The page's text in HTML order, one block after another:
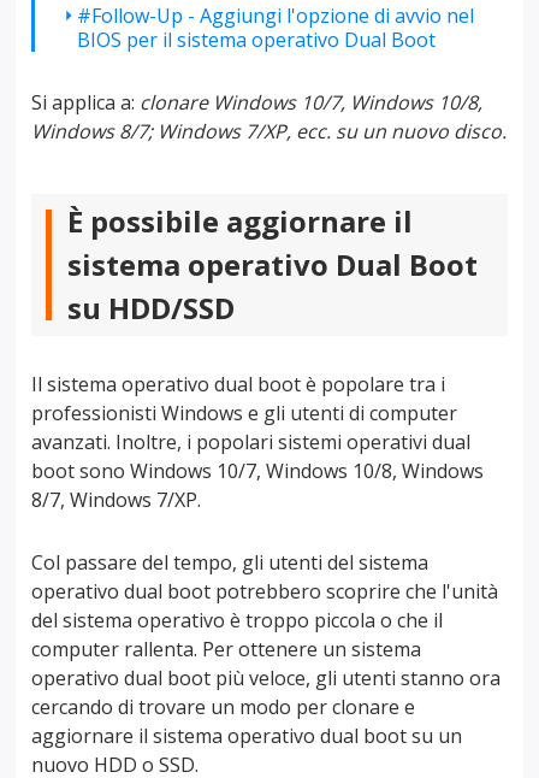
#Follow-Up - Aggiungi l'opzione di avvio nel
BIOS per il sistema operativo Dual Boot
Si applica a: clonare Windows 10/7, Windows 10/8,
Windows 8/7; Windows 7/XP, ecc. su un nuovo disco.
È possibile aggiornare il
sistema operativo Dual Boot
su HDD/SSD
Il sistema operativo dual boot è popolare tra i
professionisti Windows e gli utenti di computer
avanzati. Inoltre, i popolari sistemi operativi dual
boot sono Windows 10/7, Windows 10/8, Windows
8/7, Windows 7/XP.
Col passare del tempo, gli utenti del sistema
operativo dual boot potrebbero scoprire che l'unità
del sistema operativo è troppo piccola o che il
computer rallenta. Per ottenere un sistema
operativo dual boot più veloce, gli utenti stanno ora
cercando di trovare un modo per clonare e
aggiornare il sistema operativo dual boot su un
nuovo HDD o SSD.